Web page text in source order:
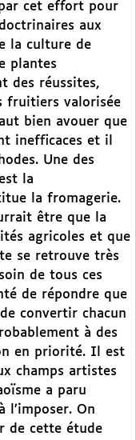
cet effort pour
aux
la culture de
plantes
des réussites,
fruitiers valorisée
bien avouer que
inefficaces et il
Une des
la
la fromagerie.
être que la
agricoles et que
se retrouve très
de tous ces
de répondre que
convertir chacun
à des
en priorité. Il est
champs artistes
a paru
l’imposer. On
de cette étude